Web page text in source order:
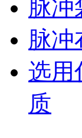
脉冲
脉冲
选用
质